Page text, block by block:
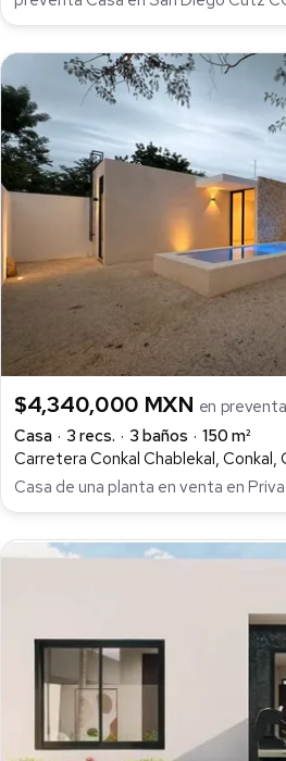
$4,340,000 MXN en preventa
Casa
3 recs. 3 baños
150 m²
Carretera Conkal Chablekal, Conkal,
Casa de una planta en venta en